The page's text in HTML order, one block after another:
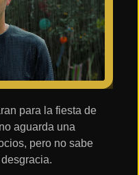
para la fiesta de
aguarda una
pero no sabe